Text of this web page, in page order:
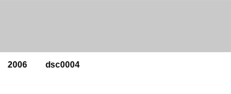
2006 dsc0004